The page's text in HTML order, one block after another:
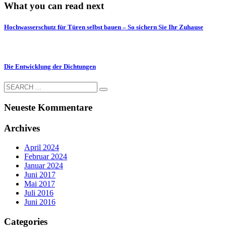
What you can read next
Hochwasserschutz für Türen selbst bauen – So sichern Sie Ihr Zuhause
Die Entwicklung der Dichtungen
Neueste Kommentare
Archives
April 2024
Februar 2024
Januar 2024
Juni 2017
Mai 2017
Juli 2016
Juni 2016
Categories